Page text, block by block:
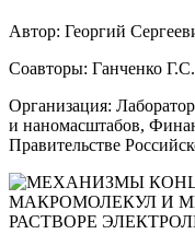
Автор: Георгий
Соавторы: Ганченко
Организация:
и наномасштабов,
Правительстве